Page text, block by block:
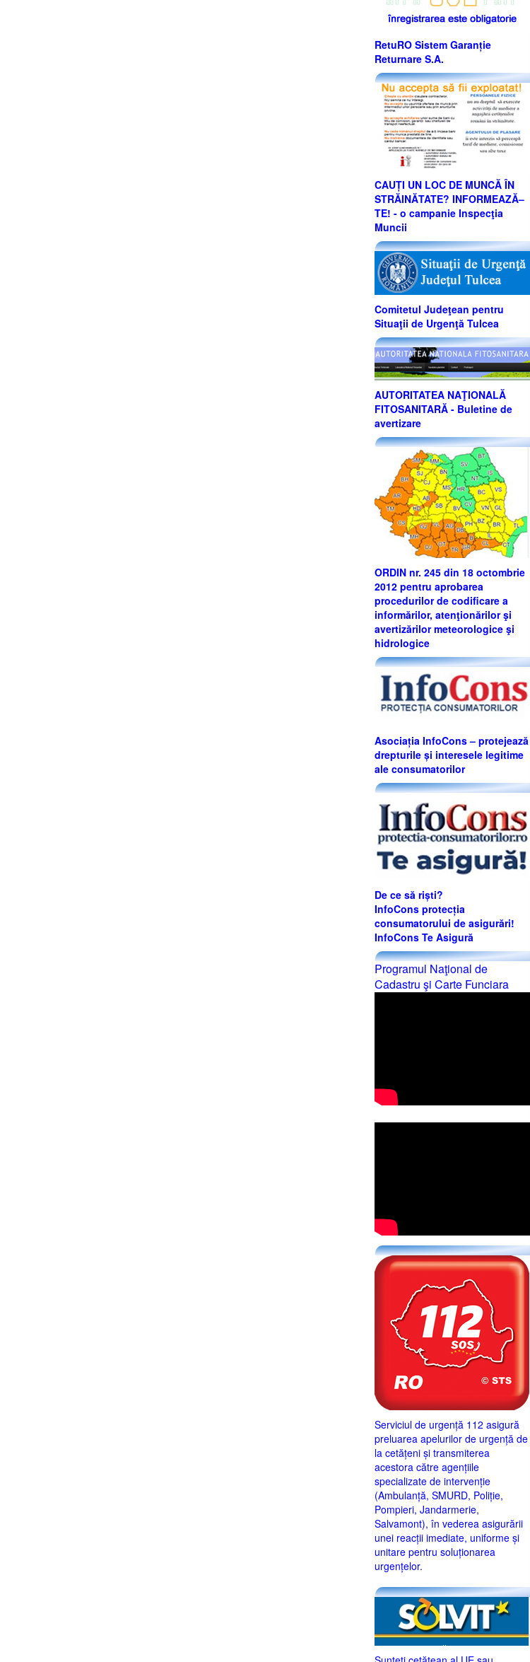
RetuRO Sistem Garanție
Returnare S.A.
CAUȚI UN LOC DE MUNCĂ ÎN
STRĂINĂTATE? INFORMEAZĂ–
TE! - o campanie Inspecţia
Muncii
Comitetul Judeţean pentru
Situaţii de Urgenţă Tulcea
AUTORITATEA NAŢIONALĂ
FITOSANITARĂ - Buletine de
avertizare
ORDIN nr. 245 din 18 octombrie
2012 pentru aprobarea
procedurilor de codificare a
informărilor, atenţionărilor şi
avertizărilor meteorologice şi
hidrologice
Asociația InfoCons – protejează
drepturile și interesele legitime
ale consumatorilor
De ce să riști?
InfoCons protecția
consumatorului de asigurări!
InfoCons Te Asigură
Programul Naţional de
Cadastru şi Carte Funciara
Serviciul de urgență 112 asigură
preluarea apelurilor de urgență de
la cetățeni și transmiterea
acestora către agențiile
specializate de intervenție
(Ambulanță, SMURD, Poliție,
Pompieri, Jandarmerie,
Salvamont), în vederea asigurării
unei reacții imediate, uniforme și
unitare pentru soluționarea
urgențelor.